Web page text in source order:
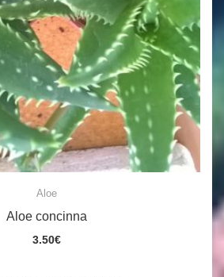
Aloe
Aloe concinna
3.50€